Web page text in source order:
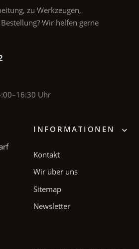
zu Werkzeugen,
Wir helfen gerne
Uhr
INFORMATIONEN
Kontakt
Wir über uns
Sitemap
Newsletter